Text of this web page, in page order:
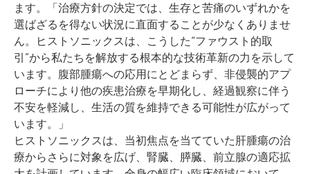
ます。「治療方針の決定では、生存と苦痛のいずれかを
選ばざるを得ない状況に直面することが少なくありませ
ん。ヒストソニックスは、こうした“ファウスト的取
引”から私たちを解放する根本的な技術革新の力を示して
います。腹部腫瘍への応用にとどまらず、非侵襲的アプ
ローチにより他の疾患治療を早期化し、経過観察に伴う
不安を軽減し、生活の質を維持できる可能性が広がって
います。」
ヒストソニックスは、当初焦点を当てていた肝腫瘍の治
療からさらに対象を広げ、腎臓、膵臓、前立腺の適応拡